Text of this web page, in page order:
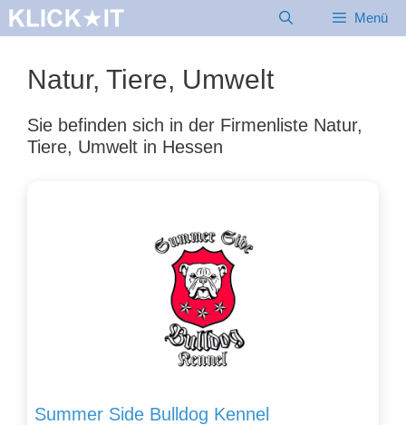
Zum
Inhalt
Menü
Natur, Tiere, Umwelt
Sie befinden sich in der Firmenliste Natur,
Tiere, Umwelt in Hessen
Summer Side Bulldog Kennel